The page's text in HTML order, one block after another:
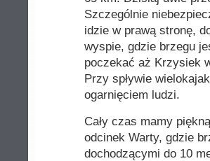
Szczególnie
idzie w prawą stronę,
wyspie, gdzie brzegu
poczekać aż Krzysiek
Przy spływie
ogarnięciem ludzi.
Cały czas mamy
odcinek Warty, gdzie
dochodzącymi do 10